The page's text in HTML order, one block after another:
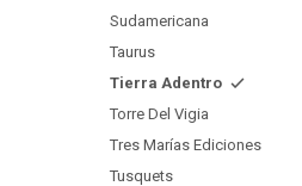
Sudamericana
Taurus
Tierra Adentro
Torre Del Vigia
Tres Marías Ediciones
Tusquets